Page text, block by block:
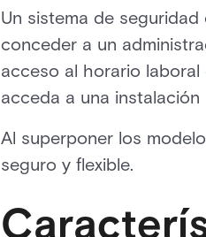
Un sistema de
conceder a un
acceso al horario
acceda a una
Al superponer los
seguro y flexible.